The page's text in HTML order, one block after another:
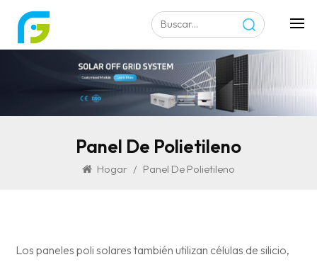
Panel De Polietileno
Hogar / Panel De Polietileno
Los paneles poli solares también utilizan células de silicio,